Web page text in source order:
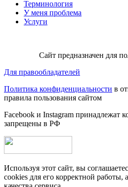
Терминология
У меня проблема
Услуги
Сайт предназначен для
Для правообладателей
Политика конфиденциальности в
правила пользования сайтом
Facebook и Instagram принадлежат
запрещены в РФ
Используя этот сайт, вы
cookies для его корректной